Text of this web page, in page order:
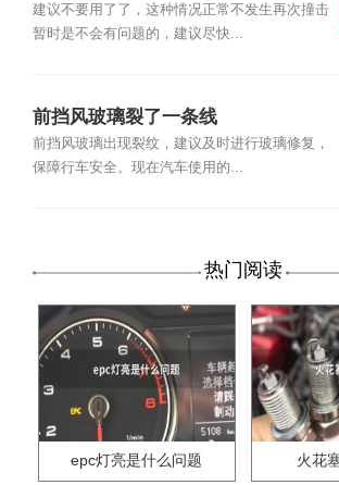
建议不要用了了，这种情况正常不发生再次撞击
暂时是不会有问题的，建议尽快...
前挡风玻璃裂了一条线
前挡风玻璃出现裂纹，建议及时进行玻璃修复，
保障行车安全。现在汽车使用的...
热门阅读
epc灯亮是什么问题 火花